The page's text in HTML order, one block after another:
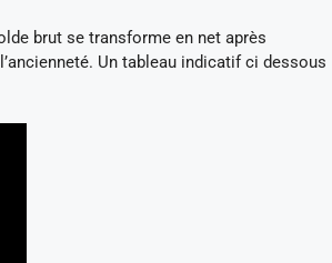
brut se transforme en net après
Un tableau indicatif ci dessous